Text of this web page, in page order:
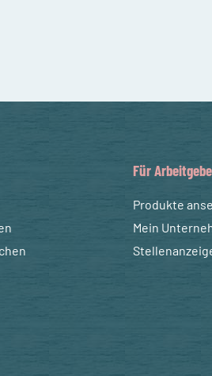
Für
Produkte
Mein